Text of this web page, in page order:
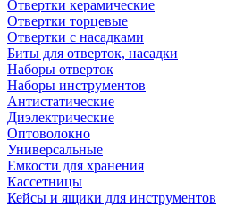
Отвертки керамические
Отвертки торцевые
Отвертки с насадками
Биты для отверток, насадки
Наборы отверток
Наборы инструментов
Антистатические
Диэлектрические
Оптоволокно
Универсальные
Емкости для хранения
Кассетницы
Кейсы и ящики для инструментов